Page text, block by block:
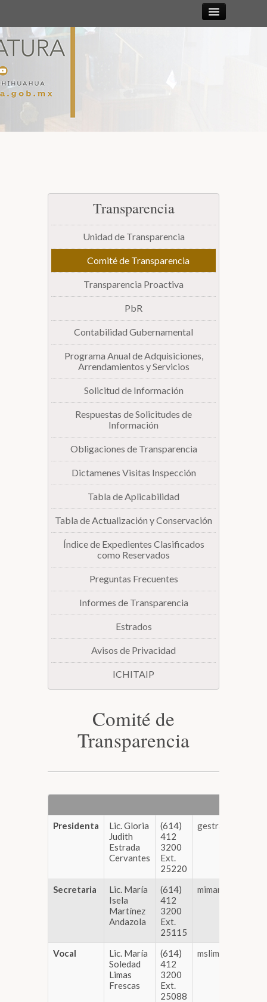
Junta de Coordinación Política
Comisiones
Biblioteca
Secretarías
Transparencia
Transparencia
Unidad de Transparencia
Comité de Transparencia
Transparencia Proactiva
PbR
Contabilidad Gubernamental
Programa Anual de Adquisiciones,
Arrendamientos y Servicios
Solicitud de Información
Respuestas de Solicitudes de
Información
Obligaciones de Transparencia
Dictamenes Visitas Inspección
Tabla de Aplicabilidad
Tabla de Actualización y Conservación
Índice de Expedientes Clasificados
como Reservados
Preguntas Frecuentes
Informes de Transparencia
Estrados
Avisos de Privacidad
ICHITAIP
Comité de
Transparencia
Presidenta
Lic. Gloria
Judith
Estrada
Cervantes
(614)
412
3200
Ext.
25220
Secretaria
Lic. María
Isela
Martínez
Andazola
(614)
412
3200
Ext.
25115
Vocal
Lic. María
Soledad
Limas
Frescas
(614)
412
3200
Ext.
25088